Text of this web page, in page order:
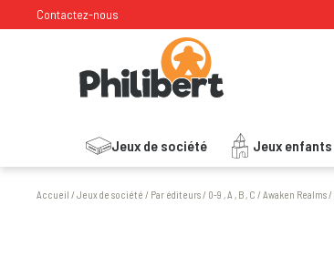
Contactez-nous
Jeux de société Jeux enfants
Accueil /Jeux de société / Par éditeurs/ 0-9 , A , B , C /Awaken Realms/